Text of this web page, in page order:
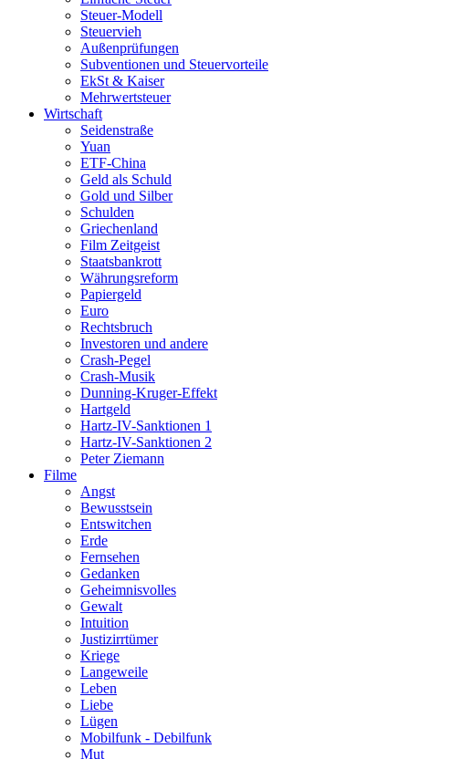
Steuer-Modell
Steuervieh
Außenprüfungen
Subventionen und Steuervorteile
EkSt & Kaiser
Mehrwertsteuer
Wirtschaft
Seidenstraße
Yuan
ETF-China
Geld als Schuld
Gold und Silber
Schulden
Griechenland
Film Zeitgeist
Staatsbankrott
Währungsreform
Papiergeld
Euro
Rechtsbruch
Investoren und andere
Crash-Pegel
Crash-Musik
Dunning-Kruger-Effekt
Hartgeld
Hartz-IV-Sanktionen 1
Hartz-IV-Sanktionen 2
Peter Ziemann
Filme
Angst
Bewusstsein
Entswitchen
Erde
Fernsehen
Gedanken
Geheimnisvolles
Gewalt
Intuition
Justizirrtümer
Kriege
Langeweile
Leben
Liebe
Lügen
Mobilfunk - Debilfunk
Mut